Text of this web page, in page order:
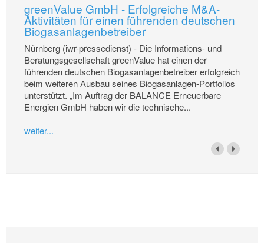
greenValue GmbH - Erfolgreiche M&A-
Aktivitäten für einen führenden deutschen
Biogasanlagenbetreiber
Nürnberg (iwr-pressedienst) - Die Informations- und
Beratungsgesellschaft greenValue hat einen der
führenden deutschen Biogasanlagenbetreiber erfolgreich
beim weiteren Ausbau seines Biogasanlagen-Portfolios
unterstützt. „Im Auftrag der BALANCE Erneuerbare
Energien GmbH haben wir die technische...
weiter...